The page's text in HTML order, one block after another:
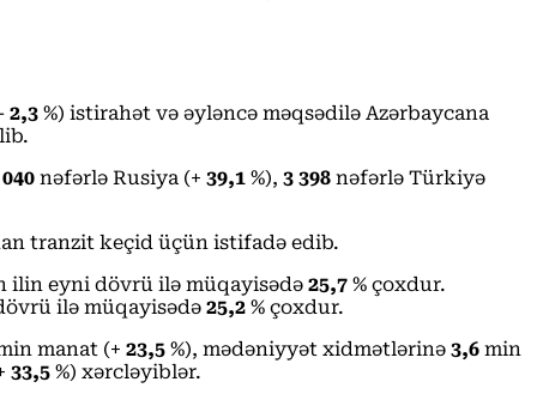
2,3 %) istirahət və əyləncə məqsədilə Azərbaycana
nəfərlə Rusiya (+ 39,1 %), 3 398 nəfərlə Türkiyə
tranzit keçid üçün istifadə edib.
ilin eyni dövrü ilə müqayisədə 25,7 % çoxdur.
ilə müqayisədə 25,2 % çoxdur.
manat (+ 23,5 %), mədəniyyət xidmətlərinə 3,6 min
33,5 %) xərcləyiblər.